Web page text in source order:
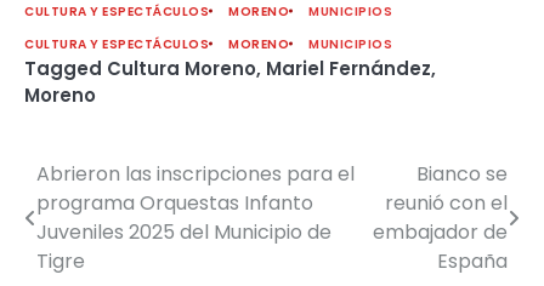
CULTURA Y ESPECTÁCULOS MORENO
MUNICIPIOS
CULTURA Y ESPECTÁCULOS
MORENO MUNICIPIOS
Tagged Cultura Moreno, Mariel Fernández,
Moreno
Navegación
de
entradas
Abrieron las inscripciones para el
programa Orquestas Infanto
Juveniles 2025 del Municipio de
Tigre
Bianco se
reunió con el
embajador de
España